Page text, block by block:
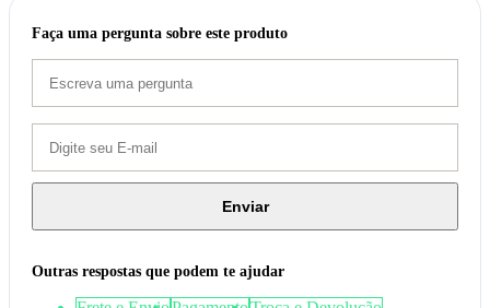
Faça uma pergunta sobre este produto
Enviar
Outras respostas que podem te ajudar